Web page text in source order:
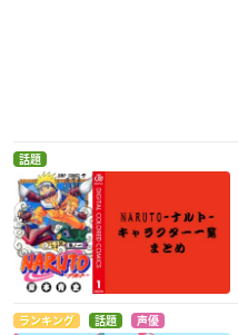
話題
ランキング 話題 声優